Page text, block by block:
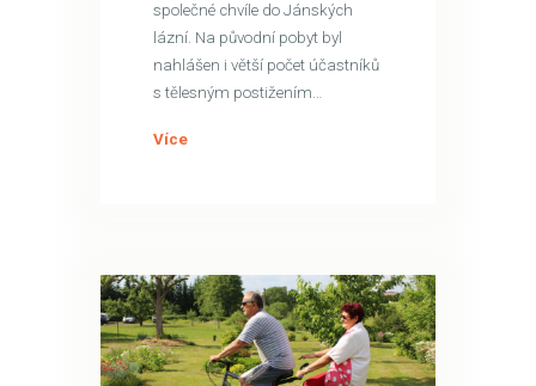
společné chvíle do Jánských
lázní. Na původní pobyt byl
nahlášen i větší počet účastníků
s tělesným postižením…
Více